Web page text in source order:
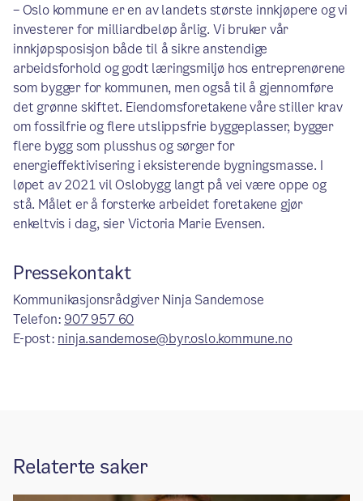
– Oslo kommune er en av landets største innkjøpere og vi
investerer for milliardbeløp årlig. Vi bruker vår
innkjøpsposisjon både til å sikre anstendige
arbeidsforhold og godt læringsmiljø hos entreprenørene
som bygger for kommunen, men også til å gjennomføre
det grønne skiftet. Eiendomsforetakene våre stiller krav
om fossilfrie og flere utslippsfrie byggeplasser, bygger
flere bygg som plusshus og sørger for
energieffektivisering i eksisterende bygningsmasse. I
løpet av 2021 vil Oslobygg langt på vei være oppe og
stå. Målet er å forsterke arbeidet foretakene gjør
enkeltvis i dag, sier Victoria Marie Evensen.
Pressekontakt
Kommunikasjonsrådgiver Ninja Sandemose
Telefon: 907 957 60
E-post: ninja.sandemose@byr.oslo.kommune.no
Relaterte saker